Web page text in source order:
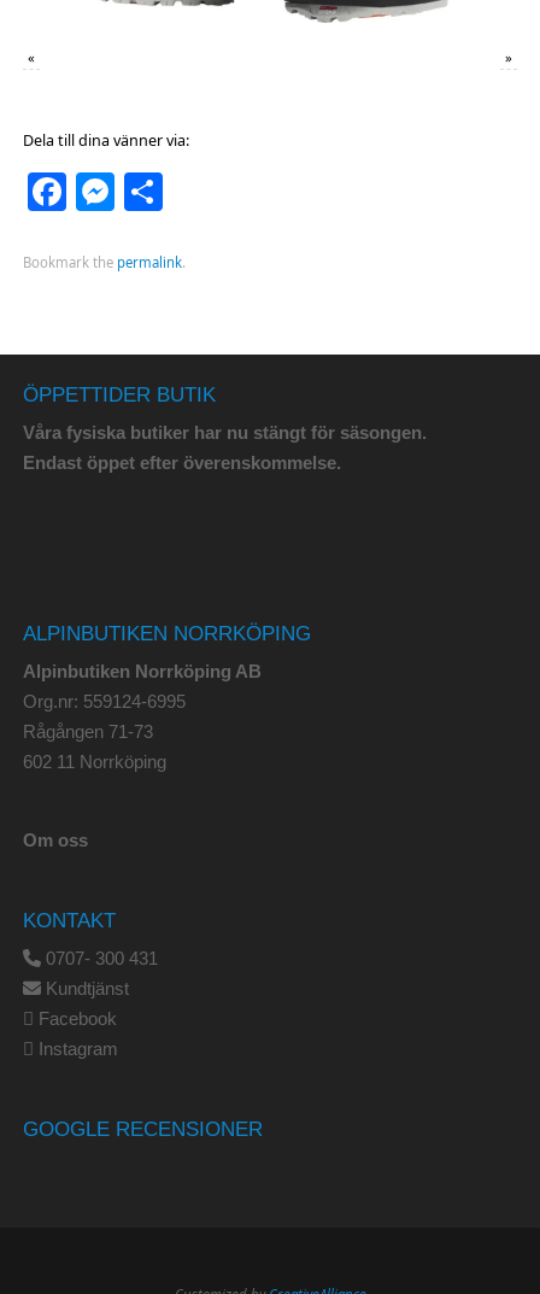
« »
Dela till dina vänner via:
Facebook
Messenger
Dela
Bookmark the permalink.
ÖPPETTIDER BUTIK
Våra fysiska butiker har nu stängt för säsongen.
Endast öppet efter överenskommelse.
ALPINBUTIKEN NORRKÖPING
Alpinbutiken Norrköping AB
Org.nr: 559124-6995
Rågången 71-73
602 11 Norrköping
Om oss
KONTAKT
0707- 300 431
Kundtjänst
Facebook
Instagram
GOOGLE RECENSIONER